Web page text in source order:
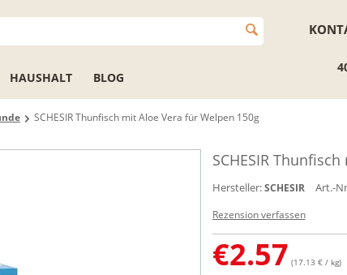
HAUSHALT BLOG
SCHESIR Thunfisch mit Aloe Vera für Welpen 150g
SCHESIR
Hersteller: SCHESIR Art.-
Rezension verfassen
€2.57 (17.13 € / kg)